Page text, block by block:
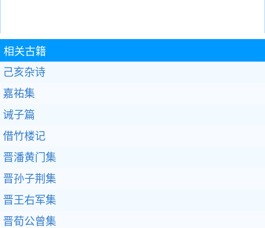
相关古籍
己亥杂诗
嘉祐集
诫子篇
借竹楼记
晋潘黄门集
晋孙子荆集
晋王右军集
晋荀公曾集